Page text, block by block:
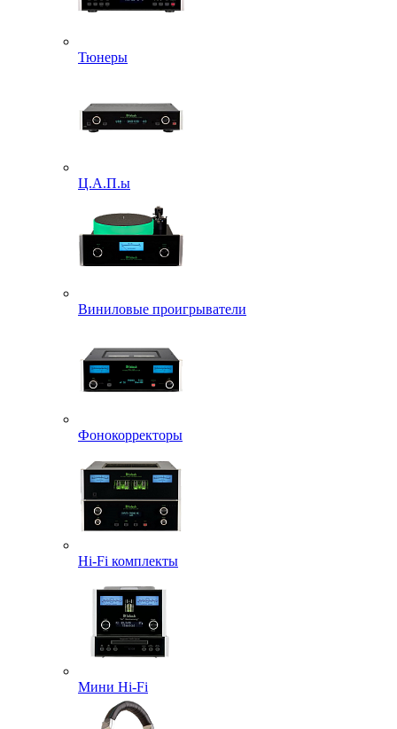
Тюнеры
Ц.А.П.ы
Виниловые проигрыватели
Фонокорректоры
Hi-Fi комплекты
Мини Hi-Fi